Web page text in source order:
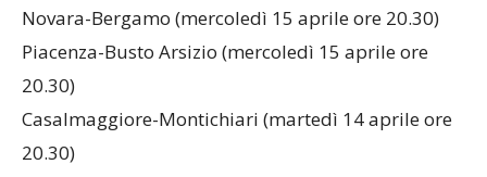
Piacenza-Busto Arsizio (mercoledì 15 aprile ore
20.30)
Casalmaggiore-Montichiari (martedì 14 aprile ore
20.30)
Modena-Conegliano (martedì 14 aprile ore 20.30)